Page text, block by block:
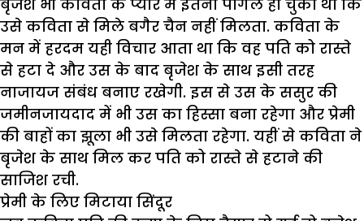
बृजेश भी कविता के प्यार में इतना पागल हो चुका था कि
उसे कविता से मिले बगैर चैन नहीं मिलता. कविता के
मन में हरदम यही विचार आता था कि वह पति को रास्ते
से हटा दे और उस के बाद बृजेश के साथ इसी तरह
नाजायज संबंध बनाए रखेगी. इस से उस के ससुर की
जमीनजायदाद में भी उस का हिस्सा बना रहेगा और प्रेमी
की बाहों का झूला भी उसे मिलता रहेगा. यहीं से कविता ने
बृजेश के साथ मिल कर पति को रास्ते से हटाने की
साजिश रची.
प्रेमी के लिए मिटाया सिंदूर